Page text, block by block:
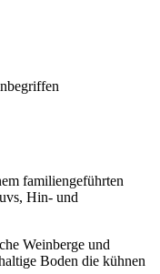
familiengeführten
Hin- und
Weinberge und
Boden die kühnen